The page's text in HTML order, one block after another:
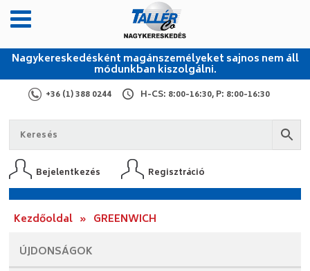
Nagykereskedésként magánszemélyeket sajnos nem áll
módunkban kiszolgálni.
+36 (1) 388 0244 H-CS: 8:00-16:30, P: 8:00-16:30
Bejelentkezés Regisztráció
Kezdőoldal » GREENWICH
ÚJDONSÁGOK